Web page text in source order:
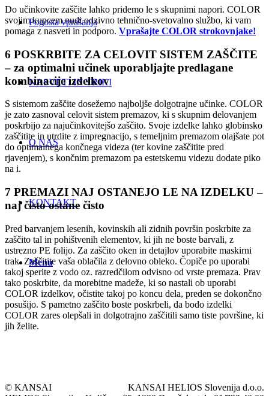
Pogosta vprašanja
NASVETI IN TRIKI
O NAS
KONTAKT
Menu
Do učinkovite zaščite lahko pridemo le s skupnimi napori. COLOR
svojim kupcem nudi odzivno tehnično-svetovalno službo, ki vam
pomaga z nasveti in podporo. Vprašajte COLOR strokovnjake!
6 POSKRBITE ZA CELOVIT SISTEM ZAŠČITE
– za optimalni učinek uporabljajte predlagane
kombinacije izdelkov
S sistemom zaščite dosežemo najboljše dolgotrajne učinke. COLOR
je zato zasnoval celovit sistem premazov, ki s skupnim delovanjem
poskrbijo za najučinkovitejšo zaščito. Svoje izdelke lahko globinsko
zaščitite in utrdite z impregnacijo, s temeljnim premazom olajšate pot
do optimalnega končnega videza (ter kovine zaščitite pred
rjavenjem), s končnim premazom pa estetskemu videzu dodate piko
na i.
7 PREMAZI NAJ OSTANEJO LE NA IZDELKU–
naj čisto ostane čisto
Pred barvanjem lesenih, kovinskih ali zidnih površin poskrbite za
zaščito tal in pohištvenih elementov, ki jih ne boste barvali, z
ustrezno PE folijo. Za zaščito oken in detajlov uporabite maskirni
trak. Zaščitite vaša oblačila z delovno obleko. Čopiče po uporabi
takoj sperite z vodo oz. razredčilom odvisno od vrste premaza. Prav
tako poskrbite, da morebitne madeže, ki so nastali ob uporabi
COLOR izdelkov, očistite takoj po koncu dela, preden se dokončno
posušijo. S pametno zaščito boste poskrbeli, da bodo izdelki
COLOR zares olepšali in dolgotrajno zaščitili samo tiste površine, ki
jih želite.
KANSAI HELIOS Slovenija d.o.o.
© KANSAI